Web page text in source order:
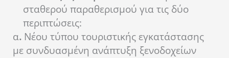
σταθερού παραθερισμού για τις δύο
περιπτώσεις:
α. Νέου τύπου τουριστικής εγκατάστασης
με συνδυασμένη ανάπτυξη ξενοδοχείων